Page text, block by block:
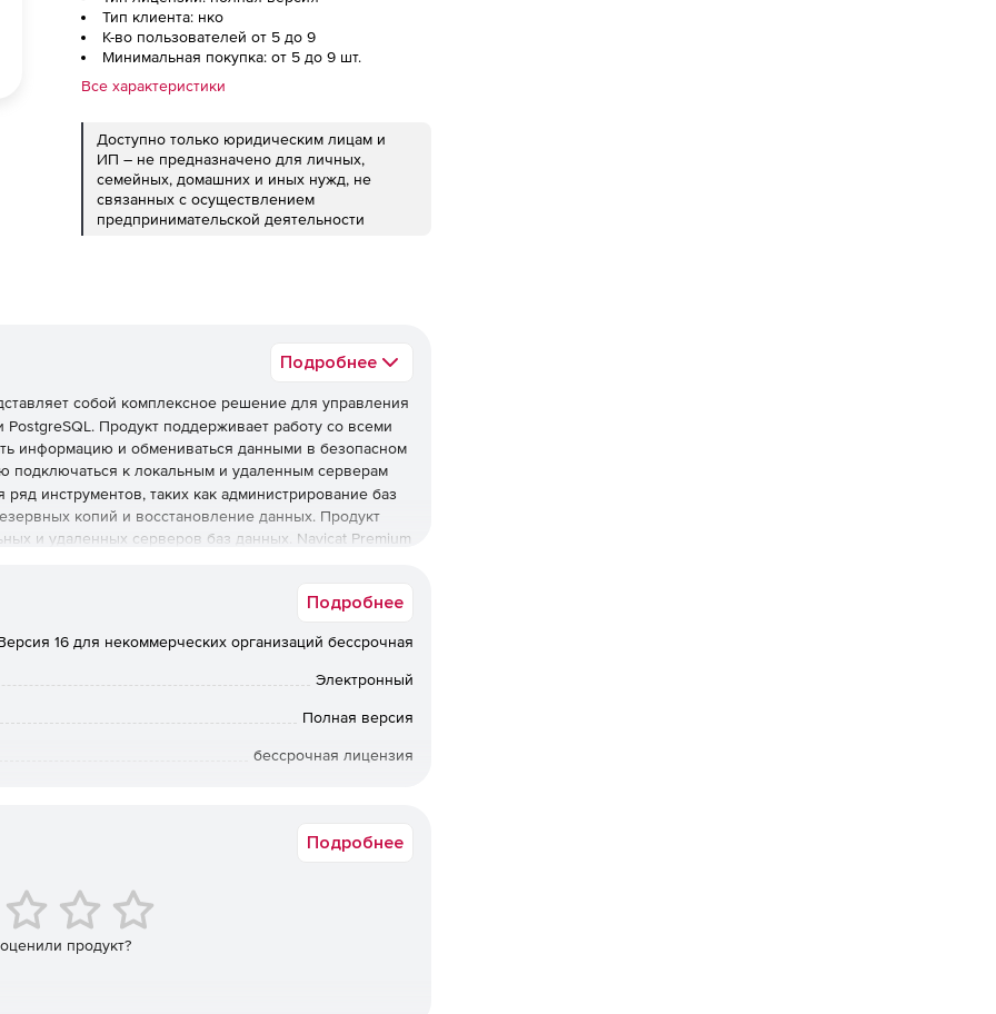
Тип клиента: нко
К-во пользователей от 5 до 9
Минимальная покупка: от 5 до 9 шт.
Все характеристики
Доступно только юридическим лицам и
ИП – не предназначено для личных,
семейных, домашних и иных нужд, не
связанных с осуществлением
предпринимательской деятельности
Подробнее
собой комплексное решение для управления
Продукт поддерживает работу со всеми
информацию и обмениваться данными в безопасном
подключаться к локальным и удаленным серверам
инструментов, таких как администрирование баз
копий и восстановление данных. Продукт
и удаленных серверов баз данных. Navicat Premium
базы данных.
и редактировать запросы без знания SQL.
запросов.
SQL-код, используя набор правил и
Подробнее
16 для некоммерческих организаций бессрочная
Электронный
Полная версия
бессрочная лицензия
Подробнее
продукт?